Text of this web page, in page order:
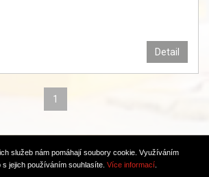
Detail
1
TOPWEBY - webhosting, domény, tvorba www
služeb nám pomáhají soubory cookie. Využíváním
s jejich používáním souhlasíte. Více informací.